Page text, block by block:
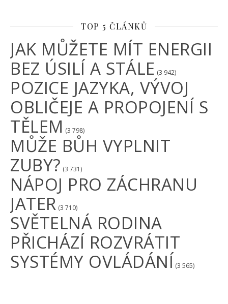
TOP 5 ČLÁNKŮ
JAK MŮŽETE MÍT ENERGII
BEZ ÚSILÍ A STÁLE (3 942)
POZICE JAZYKA, VÝVOJ
OBLIČEJE A PROPOJENÍ S
TĚLEM (3 798)
MŮŽE BŮH VYPLNIT
ZUBY? (3 731)
NÁPOJ PRO ZÁCHRANU
JATER (3 710)
SVĚTELNÁ RODINA
PŘICHÁZÍ ROZVRÁTIT
SYSTÉMY OVLÁDÁNÍ (3 565)